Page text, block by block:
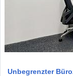
Unbegrenzter